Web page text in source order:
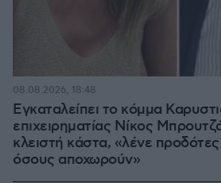
Εγκαταλείπει το κόμμα
επιχειρηματίας Νίκος
κλειστή κάστα, «λένε
όσους αποχωρούν»
08.08.2026, 18:48